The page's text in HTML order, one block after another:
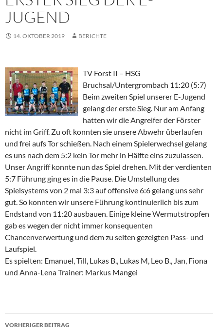
JUGEND
14. OKTOBER 2019 BERICHTE
TV Forst II – HSG
Bruchsal/Untergrombach 11:20 (5:7)
Beim zweiten Spiel unserer E-Jugend
gelang der erste Sieg. Nur am Anfang
hatten wir die Angreifer der Förster
nicht im Griff. Zu oft konnten sie unsere Abwehr überlaufen
und frei aufs Tor schießen. Nach einem Spielerwechsel gelang
es uns nach dem 5:2 kein Tor mehr in Hälfte eins zuzulassen.
Unser Angriff konnte nun das Spiel drehen. Mit der verdienten
5:7 Führung ging es in die Pause. Die Umstellung des
Spielsystems von 2 mal 3:3 auf offensive 6:6 gelang uns sehr
gut. So konnten wir unsere Führung kontinuierlich bis zum
Endstand von 11:20 ausbauen. Einige kleine Wermutstropfen
gab es wegen der nicht immer konsequenten
Chancenverwertung und dem zu selten gezeigten Pass- und
Laufspiel.
Es spielten: Emanuel, Till, Lukas B., Lukas M, Leo B., Jan, Fiona
und Anna-Lena Trainer: Markus Mangei
Beitragsnavigation
VORHERIGER BEITRAG